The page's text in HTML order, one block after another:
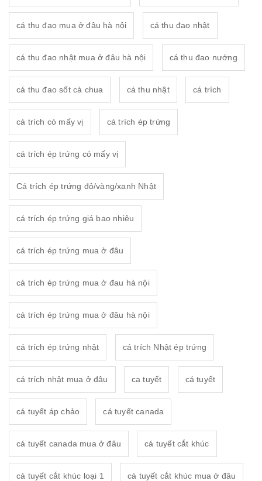
cá thu đao mua ở đâu hà nội cá thu đao nhật
cá thu đao nhật mua ở đâu hà nội cá thu đao nướng
cá thu đao sốt cà chua cá thu nhật cá trích
cá trích có mấy vị cá trích ép trứng
cá trích ép trứng có mấy vị
Cá trích ép trứng đỏ/vàng/xanh Nhật
cá trích ép trứng giá bao nhiêu
cá trích ép trứng mua ở đâu
cá trích ép trứng mua ở đau hà nội
cá trích ép trứng mua ở đâu hà nội
cá trích ép trứng nhật cá trích Nhật ép trứng
cá trích nhật mua ở đâu ca tuyết cá tuyết
cá tuyết áp chảo cá tuyết canada
cá tuyết canada mua ở đâu cá tuyết cắt khúc
cá tuyết cắt khúc loại 1 cá tuyết cắt khúc mua ở đâu